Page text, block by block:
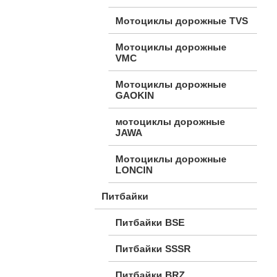
Мотоциклы дорожные TVS
Мотоциклы дорожные
VMC
Мотоциклы дорожные
GAOKIN
мотоциклы дорожные
JAWA
Мотоциклы дорожные
LONCIN
Питбайки
Питбайки BSE
Питбайки SSSR
Питбайки BRZ